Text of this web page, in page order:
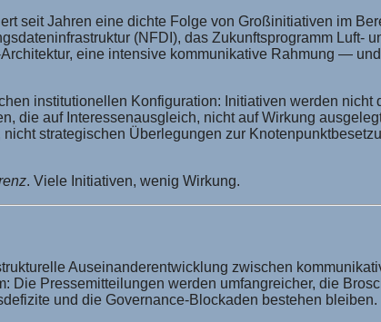
seit Jahren eine dichte Folge von Großinitiativen im
(NFDI), das Zukunftsprogramm Luft-
eine intensive kommunikative Rahmung —
institutionellen Konfiguration: Initiativen werden
die auf Interessenausgleich, nicht auf Wirkung
strategischen Überlegungen zur
. Viele Initiativen, wenig Wirkung.
Auseinanderentwicklung zwischen
Die Pressemitteilungen werden umfangreicher, die
und die Governance-Blockaden bestehen bleiben.